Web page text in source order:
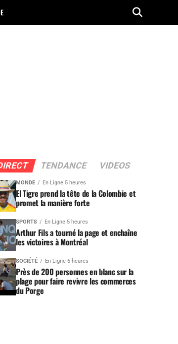
TENDANCE VIDEOS
MONDE En Ligne 5 heures
El Tigre prend la tête de la Colombie et
promet la manière forte
SPORTS En Ligne 5 heures
Arthur Fils a tourné la page et enchaîne
les victoires à Montréal
SOCIÉTÉ En Ligne 6 heures
Près de 200 personnes en blanc sur la
plage pour faire revivre les commerces
du Porge